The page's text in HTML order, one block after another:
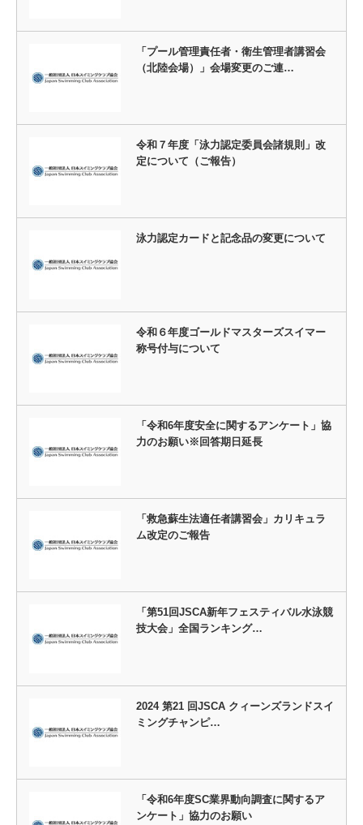
「プール管理責任者・衛生管理者講習会
（北陸会場）」会場変更のご連…
令和７年度「泳力認定委員会諸規則」改
定について（ご報告）
泳力認定カードと記念品の変更について
令和６年度ゴールドマスターズスイマー
称号付与について
「令和6年度安全に関するアンケート」協
力のお願い※回答期日延長
「救急蘇生法適任者講習会」カリキュラ
ム改定のご報告
「第51回JSCA新年フェスティバル水泳競
技大会」全国ランキング…
2024 第21 回JSCA クィーンズランドスイ
ミングチャンピ…
「令和6年度SC業界動向調査に関するア
ンケート」協力のお願い